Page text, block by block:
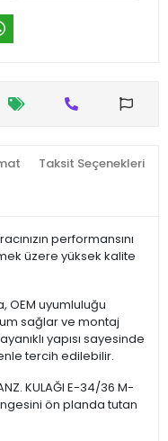
Taksit Seçenekleri
performansını
üzere yüksek kalite
OEM uyumluluğu
sağlar ve montaj
yapısı sayesinde
tercih edilebilir.
KULAĞI E-34/36 M-
ön planda tutan